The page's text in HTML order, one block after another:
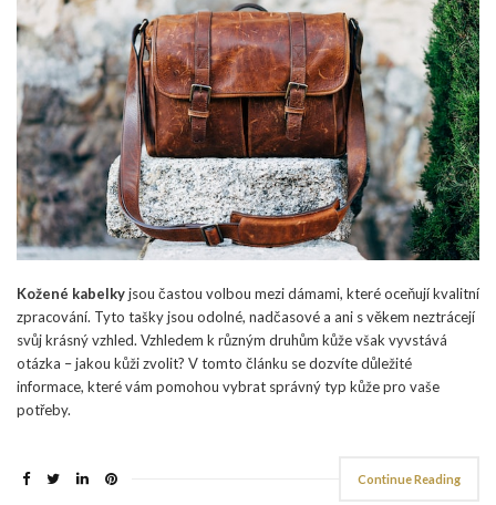
Kožené kabelkyjsou častou volbou mezi dámami, které oceňují kvalitní
zpracování. Tyto tašky jsou odolné, nadčasové a ani s věkem neztrácejí
svůj krásný vzhled. Vzhledem k různým druhům kůže však vyvstává
otázka – jakou kůži zvolit? V tomto článku se dozvíte důležité
informace, které vám pomohou vybrat správný typ kůže pro vaše
potřeby.
Continue Reading